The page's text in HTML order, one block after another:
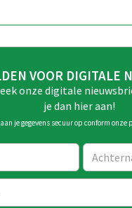
VOOR DIGITALE
onze digitale
je dan hier aan!
je gegevens secuur op conform onze